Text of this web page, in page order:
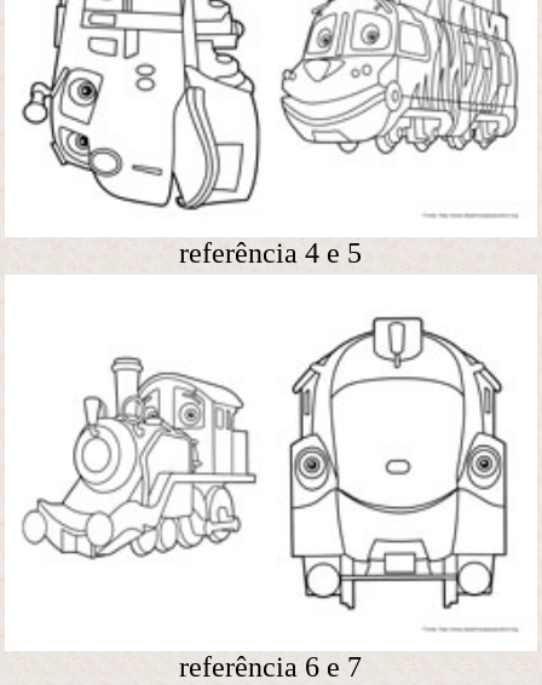
referência 4 e 5
referência 6 e 7